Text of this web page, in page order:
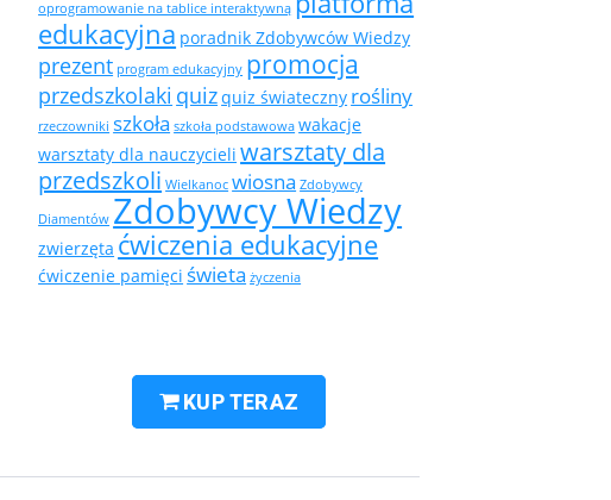
oprogramowanie na tablice interaktywną
edukacyjna poradnik Zdobywców Wiedzy
prezent program edukacyjny promocja
przedszkolaki quizquiz świateczny rośliny
rzeczowniki szkoła szkoła podstawowa wakacje
warsztaty dla nauczycieli warsztaty dla
przedszkoli Wielkanoc wiosna Zdobywcy
Diamentów Zdobywcy Wiedzy
zwierzęta ćwiczenia edukacyjne
ćwiczenie pamięci świeta życzenia
KUP TERAZ